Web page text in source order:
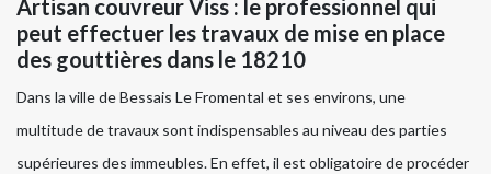
Artisan couvreur Viss : le professionnel qui
peut effectuer les travaux de mise en place
des gouttières dans le 18210
Dans la ville de Bessais Le Fromental et ses environs, une
multitude de travaux sont indispensables au niveau des parties
supérieures des immeubles. En effet, il est obligatoire de procéder